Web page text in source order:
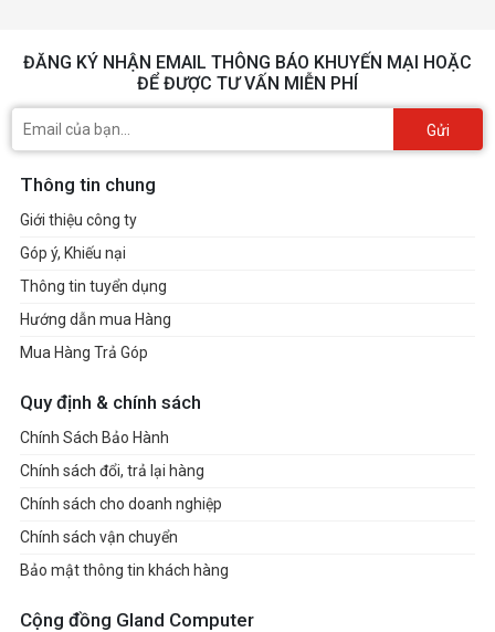
ĐĂNG KÝ NHẬN EMAIL THÔNG BÁO KHUYẾN MẠI HOẶC
ĐỂ ĐƯỢC TƯ VẤN MIỄN PHÍ
Gửi
Thông tin chung
Giới thiệu công ty
Góp ý, Khiếu nại
Thông tin tuyển dụng
Hướng dẫn mua Hàng
Mua Hàng Trả Góp
Quy định & chính sách
Chính Sách Bảo Hành
Chính sách đổi, trả lại hàng
Chính sách cho doanh nghiệp
Chính sách vận chuyển
Bảo mật thông tin khách hàng
Cộng đồng Gland Computer